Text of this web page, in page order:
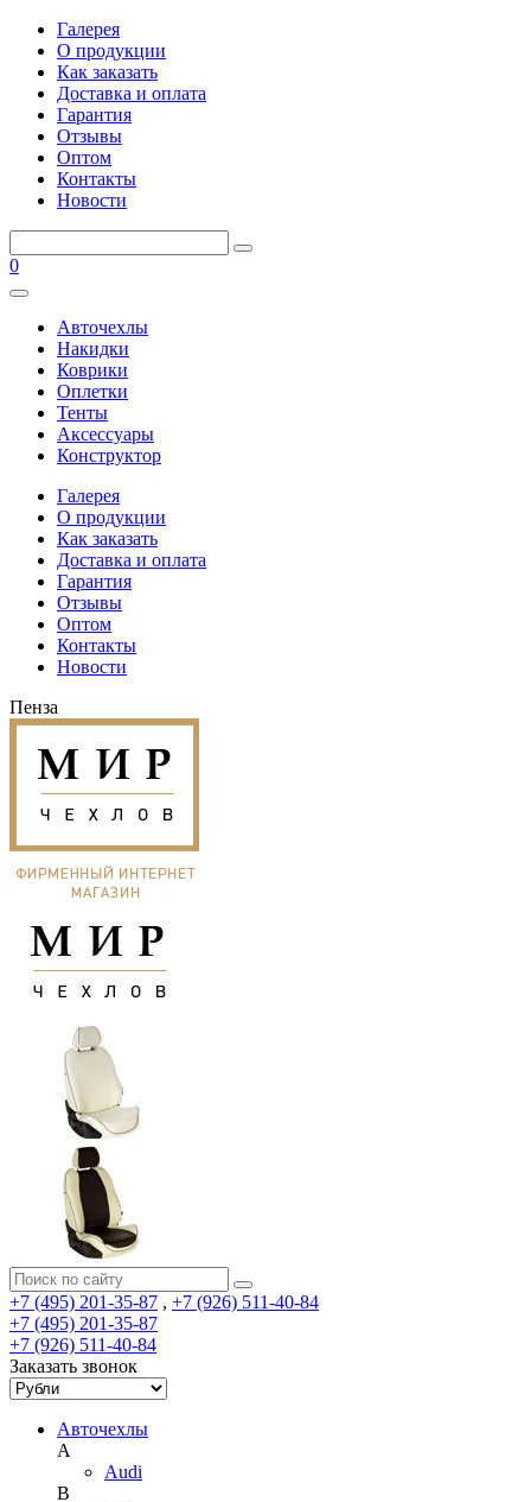
Галерея
О продукции
Как заказать
Доставка и оплата
Гарантия
Отзывы
Оптом
Контакты
Новости
0
Авточехлы
Накидки
Коврики
Оплетки
Тенты
Аксессуары
Конструктор
Галерея
О продукции
Как заказать
Доставка и оплата
Гарантия
Отзывы
Оптом
Контакты
Новости
Пенза
+7 (495) 201-35-87 , +7 (926) 511-40-84
+7 (495) 201-35-87
+7 (926) 511-40-84
Заказать звонок
Авточехлы
A
Audi
B